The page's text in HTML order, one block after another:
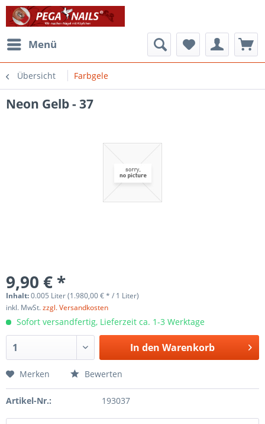
Menü
Übersicht Farbgele
Neon Gelb - 37
9,90 € *
Inhalt:0.005 Liter (1.980,00 € * / 1 Liter)
inkl. MwSt.zzgl. Versandkosten
Sofort versandfertig, Lieferzeit ca. 1-3 Werktage
In den Warenkorb
Merken Bewerten
Artikel-Nr.: 193037